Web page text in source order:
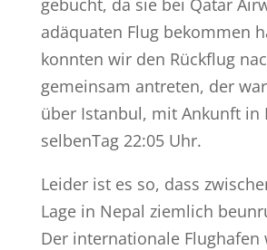
adäquaten Flug bekommen
konnten wir den Rückflug
gemeinsam antreten, der
über Istanbul, mit Ankunft in
selbenTag 22:05 Uhr.
Leider ist es so, dass
Lage in Nepal ziemlich
Der internationale Flughafen